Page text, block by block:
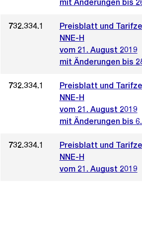
mit Änderungen bis
732.334.1
Preisblatt und
NNE-H
vom 21. August 2019
mit Änderungen bis
732.334.1
Preisblatt und
NNE-H
vom 21. August 2019
mit Änderungen bis
732.334.1
Preisblatt und
NNE-H
vom 21. August 2019